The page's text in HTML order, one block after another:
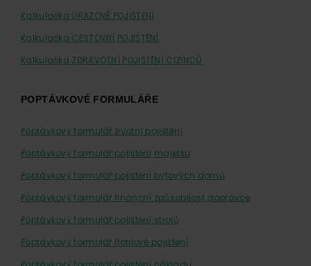
Kalkulačka ÚRAZOVÉ POJIŠTĚNÍ
Kalkulačka CESTOVNÍ POJIŠTĚNÍ
Kalkulačka ZDRAVOTNÍ POJIŠTĚNÍ CIZINCŮ
POPTÁVKOVÉ FORMULÁŘE
Poptávkový formulář životní pojištění
Poptávkový formulář pojištění majetku
Poptávkový formulář pojištění bytových domů
Poptávkový formulář finanční způsobilost dopravce
Poptávkový formulář pojištění strojů
Poptávkový formulář flotilové pojištění